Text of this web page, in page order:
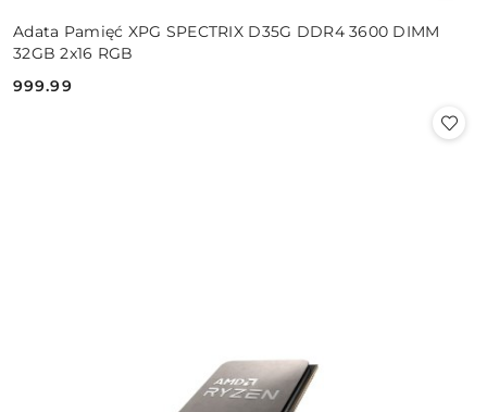
Adata Pamięć XPG SPECTRIX D35G DDR4 3600 DIMM
32GB 2x16 RGB
Cena:
999.99